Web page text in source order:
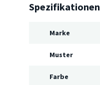
Spezifikationen
Marke
Muster
Farbe